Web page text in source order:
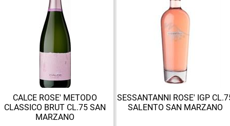
CALCE ROSE' METODO
CLASSICO BRUT CL.75 SAN
MARZANO
SESSANTANNI ROSE' IGP
SALENTO SAN MARZANO